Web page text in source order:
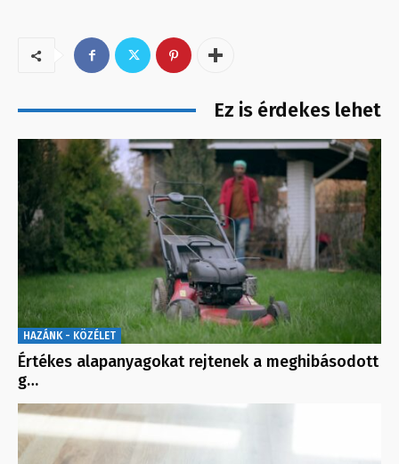
Ez is érdekes lehet
HAZÁNK - KÖZÉLET
Értékes alapanyagokat rejtenek a meghibásodott
g…